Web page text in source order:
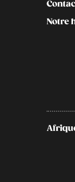
Notre